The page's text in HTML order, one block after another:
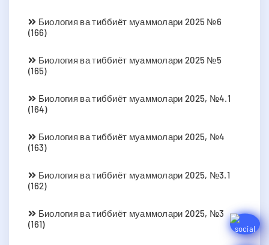
Биология ва тиббиёт муаммолари 2025 №6
(166)
Биология ва тиббиёт муаммолари 2025 №5
(165)
Биология ва тиббиёт муаммолари 2025, №4.1
(164)
Биология ва тиббиёт муаммолари 2025, №4
(163)
Биология ва тиббиёт муаммолари 2025, №3.1
(162)
Биология ва тиббиёт муаммолари 2025, №3
(161)